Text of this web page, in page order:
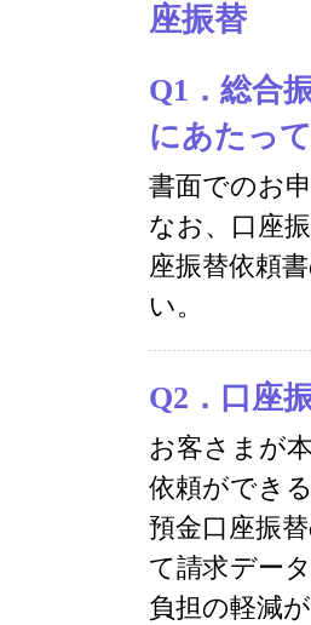
座振替
Q1． 総合
にあたっ
書面でのお
なお、口座
座振替依頼
い。
Q2．口座
お客さまが
依頼ができ
預金口座振
て請求デー
負担の軽減